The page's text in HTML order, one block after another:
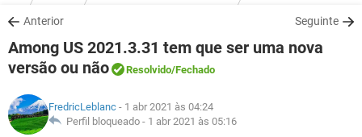
OUTLOOK
INSTAGRAM GMAIL
GUIA DE COMPRAS
JOGOS WHATSAPP
OUTLOOK
GUIA DE COMPRAS
DOWNLOADS
JOGOS WHATSAPP
CELULAR FACEBOOK
OUTLOOK EXCEL
INSTAGRAM
FÓRUM
CELULAR FACEBOOK
GLOSSÁRIO
JOGOS
Anterior Seguinte
Among US 2021.3.31 tem que ser uma nova
versão ou não
Resolvido/Fechado
FredricLeblanc - 1 abr 2021 às 04:24
Perfil bloqueado - 1 abr 2021 às 05:16